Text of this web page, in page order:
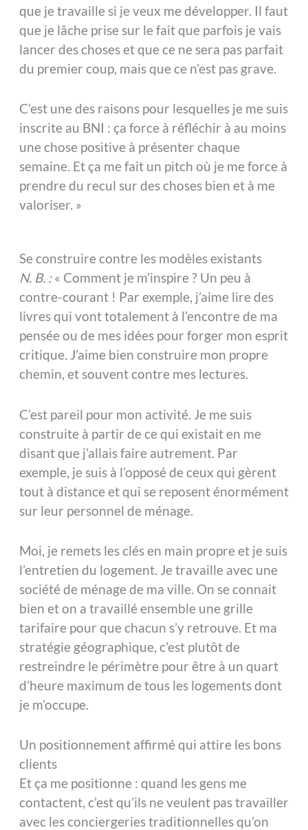
que je travaille si je veux me développer. Il faut
que je lâche prise sur le fait que parfois je vais
lancer des choses et que ce ne sera pas parfait
du premier coup, mais que ce n’est pas grave.
C’est une des raisons pour lesquelles je me suis
inscrite au BNI : ça force à réfléchir à au moins
une chose positive à présenter chaque
semaine. Et ça me fait un pitch où je me force à
prendre du recul sur des choses bien et à me
valoriser. »
Se construire contre les modèles existants
N. B. :« Comment je m’inspire ? Un peu à
contre-courant ! Par exemple, j’aime lire des
livres qui vont totalement à l’encontre de ma
pensée ou de mes idées pour forger mon esprit
critique. J’aime bien construire mon propre
chemin, et souvent contre mes lectures.
C’est pareil pour mon activité. Je me suis
construite à partir de ce qui existait en me
disant que j’allais faire autrement. Par
exemple, je suis à l’opposé de ceux qui gèrent
tout à distance et qui se reposent énormément
sur leur personnel de ménage.
Moi, je remets les clés en main propre et je suis
l’entretien du logement. Je travaille avec une
société de ménage de ma ville. On se connait
bien et on a travaillé ensemble une grille
tarifaire pour que chacun s’y retrouve. Et ma
stratégie géographique, c’est plutôt de
restreindre le périmètre pour être à un quart
d’heure maximum de tous les logements dont
je m’occupe.
Un positionnement affirmé qui attire les bons
clients
Et ça me positionne : quand les gens me
contactent, c’est qu’ils ne veulent pas travailler
avec les conciergeries traditionnelles qu’on